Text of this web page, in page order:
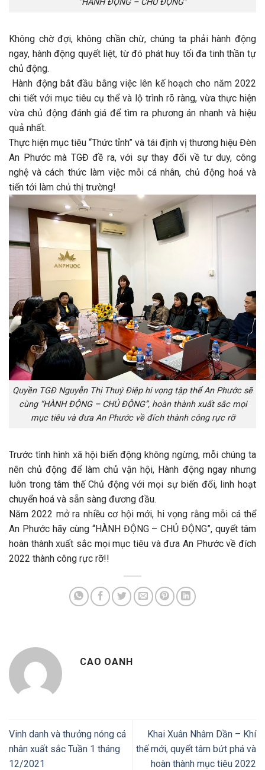
Không chờ đợi, không chần chừ, chúng ta phải hành động
ngay, hành động quyết liệt, từ đó phát huy tối đa tinh thần tự
chủ động.
Hành động bắt đầu bằng việc lên kế hoạch cho năm 2022
chi tiết với mục tiêu cụ thể và lộ trình rõ ràng, vừa thực hiện
vừa chủ động đánh giá để tìm ra phương án nhanh và hiệu
quả nhất.
Thực hiện mục tiêu “Thức tỉnh” và tái định vị thương hiệu Đèn
An Phước mà TGĐ đề ra, với sự thay đổi về tư duy, công
nghệ và cách thức làm việc mỗi cá nhân, chủ động hoá và
tiến tới làm chủ thị trường!
Quyền TGĐ Nguyễn Thị Thuý Điệp hi vọng tập thể An Phước sẽ
cùng “HÀNH ĐỘNG – CHỦ ĐỘNG”, hoàn thành xuất sắc mọi
mục tiêu và đưa An Phước về đích thành công rực rỡ
Trước tình hình xã hội biến động không ngừng, mỗi chúng ta
nên chủ động để làm chủ vận hội, Hành động ngay nhưng
luôn trong tâm thế Chủ động với mọi sự biến đổi, linh hoạt
chuyển hoá và sẵn sàng đương đầu.
Năm 2022 mở ra nhiều cơ hội mới, hi vọng rằng mỗi cá thể
An Phước hãy cùng “HÀNH ĐỘNG – CHỦ ĐỘNG”, quyết tâm
hoàn thành xuất sắc mọi mục tiêu và đưa An Phước về đích
2022 thành công rực rỡ!! ️
CAO OANH
Vinh danh và thưởng nóng cá
nhân xuất sắc Tuần 1 tháng
12/2021
Khai Xuân Nhâm Dần – Khí
thế mới, quyết tâm bứt phá và
hoàn thành mục tiêu 2022